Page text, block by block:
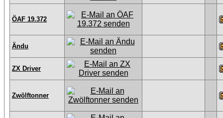
ÖAF 19.372
Ändu
ZX Driver
Zwölftonner